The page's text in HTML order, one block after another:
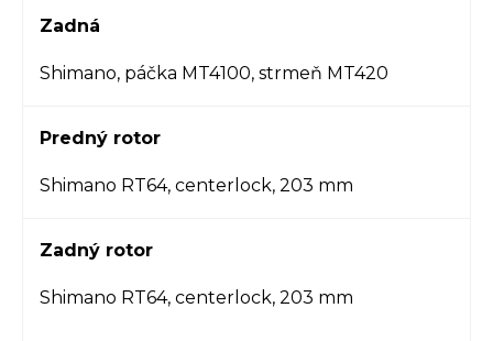
Zadná
Shimano, páčka MT4100, strmeň MT420
Predný rotor
Shimano RT64, centerlock, 203 mm
Zadný rotor
Shimano RT64, centerlock, 203 mm